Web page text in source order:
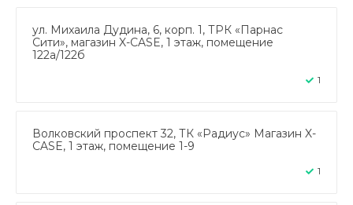
ул. Михаила Дудина, 6, корп. 1, ТРК «Парнас
Сити», магазин X-CASE, 1 этаж, помещение
122а/122б
1
Волковский проспект 32, ТК «Радиус» Магазин X-
CASE, 1 этаж, помещение 1-9
1